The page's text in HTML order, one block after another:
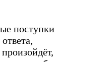
поступки